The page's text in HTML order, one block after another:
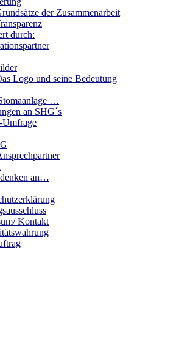
der Zusammenarbeit
durch:
Logo und seine Bedeutung
…
an SHG´s
Umfrage
an…
Kontakt